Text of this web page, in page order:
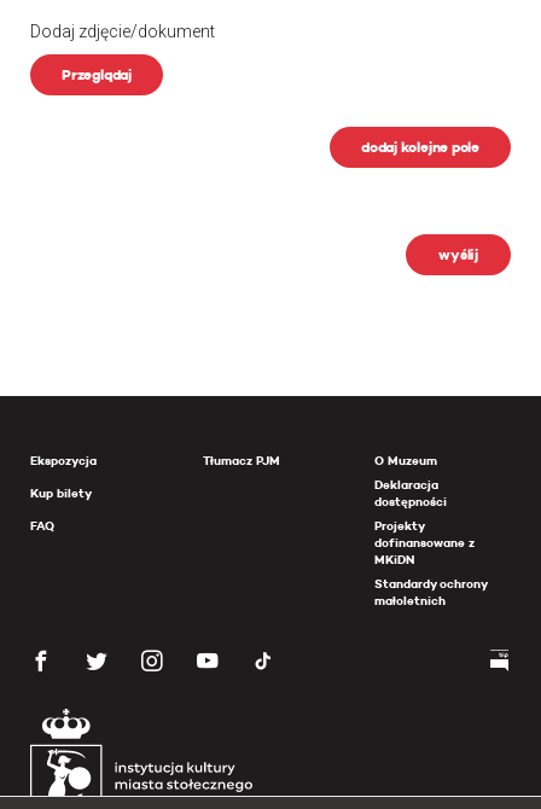
Dodaj zdjęcie/dokument
Przeglądaj
dodaj kolejne pole
wyślij
Ekspozycja
Kup bilety
FAQ
Tłumacz PJM
O Muzeum
Deklaracja
dostępności
Projekty
dofinansowane z
MKiDN
Standardy ochrony
małoletnich